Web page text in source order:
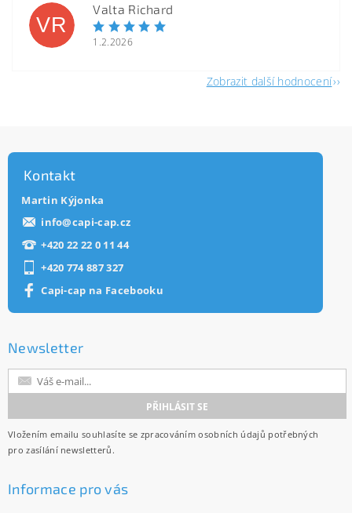
VR
Valta Richard
1.2.2026
Zobrazit další hodnocení
Kontakt
Martin Kýjonka
info@capi-cap.cz
+420 22 22 0 11 44
+420 774 887 327
Capi-cap na Facebooku
Newsletter
Vložením emailu souhlasíte se zpracováním osobních údajů potřebných
pro zasílání newsletterů.
Informace pro vás